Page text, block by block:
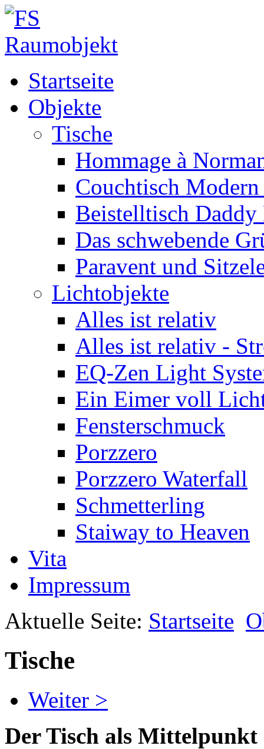
Startseite
Objekte
Tische
Hommage à
Couchtisch Modern
Beistelltisch
Das schwebende
Paravent und
Lichtobjekte
Alles ist relativ
Alles ist relativ -
EQ-Zen Light
Ein Eimer voll
Fensterschmuck
Porzzero
Porzzero Waterfall
Schmetterling
Staiway to Heaven
Vita
Impressum
Aktuelle Seite: Startseite
Tische
Weiter >
Der Tisch als Mittelpunkt